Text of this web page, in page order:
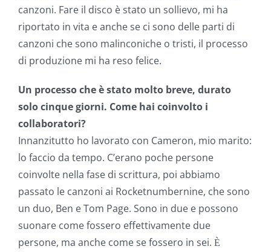
canzoni. Fare il disco è stato un sollievo, mi ha
riportato in vita e anche se ci sono delle parti di
canzoni che sono malinconiche o tristi, il processo
di produzione mi ha reso felice.
Un processo che è stato molto breve, durato
solo cinque giorni. Come hai coinvolto i
collaboratori?
Innanzitutto ho lavorato con Cameron, mio marito:
lo faccio da tempo. C’erano poche persone
coinvolte nella fase di scrittura, poi abbiamo
passato le canzoni ai Rocketnumbernine, che sono
un duo, Ben e Tom Page. Sono in due e possono
suonare come fossero effettivamente due
persone, ma anche come se fossero in sei. È